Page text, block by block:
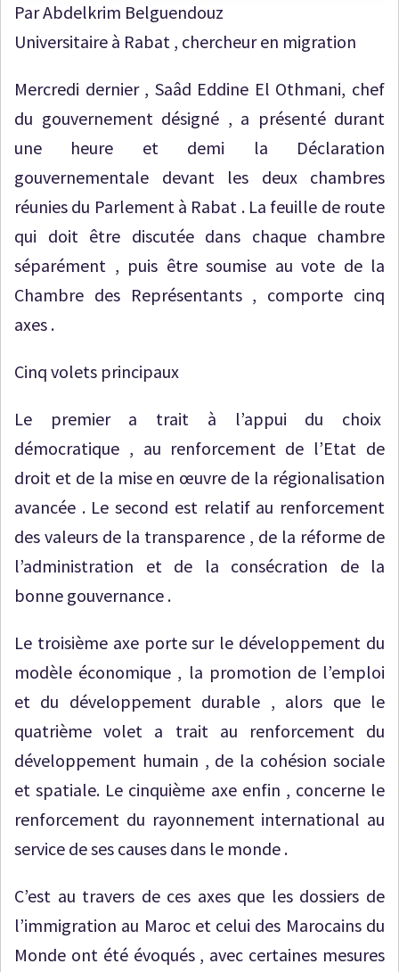
Par Abdelkrim Belguendouz
Universitaire à Rabat , chercheur en migration
Mercredi dernier , Saâd Eddine El Othmani, chef
du gouvernement désigné , a présenté durant
une heure et demi la Déclaration
gouvernementale devant les deux chambres
réunies du Parlement à Rabat . La feuille de route
qui doit être discutée dans chaque chambre
séparément , puis être soumise au vote de la
Chambre des Représentants , comporte cinq
axes .
Cinq volets principaux
Le premier a trait à l’appui du choix
démocratique , au renforcement de l’Etat de
droit et de la mise en œuvre de la régionalisation
avancée . Le second est relatif au renforcement
des valeurs de la transparence , de la réforme de
l’administration et de la consécration de la
bonne gouvernance .
Le troisième axe porte sur le développement du
modèle économique , la promotion de l’emploi
et du développement durable , alors que le
quatrième volet a trait au renforcement du
développement humain , de la cohésion sociale
et spatiale. Le cinquième axe enfin , concerne le
renforcement du rayonnement international au
service de ses causes dans le monde .
C’est au travers de ces axes que les dossiers de
l’immigration au Maroc et celui des Marocains du
Monde ont été évoqués , avec certaines mesures